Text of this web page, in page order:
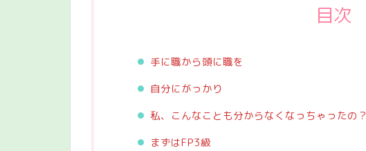
目次
手に職から頭に職を
自分にがっかり
私、こんなことも分からなくなっちゃったの？
まずはFP3級